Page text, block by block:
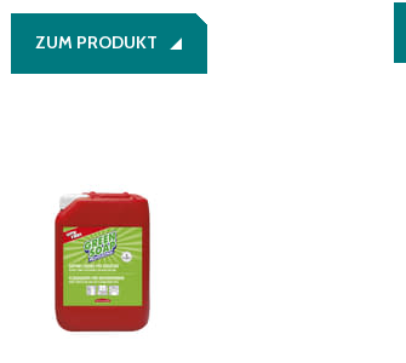
ZUM PRODUKT